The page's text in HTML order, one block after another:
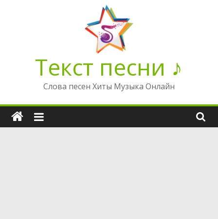
Текст песни ♪
Слова песен Хиты Музыка Онлайн